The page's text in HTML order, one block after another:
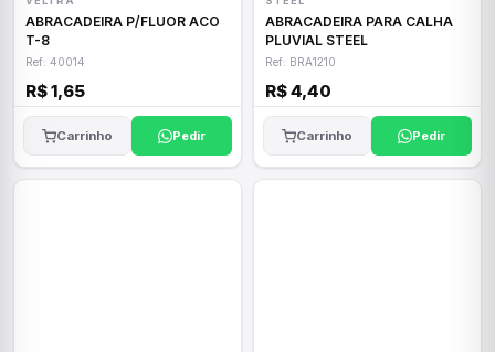
ABRACADEIRA P/FLUOR ACO
T-8
Ref: 40014
R$ 1,65
Carrinho Pedir
ABRACADEIRA PARA CALHA
PLUVIAL STEEL
Ref: BRA1210
R$ 4,40
Carrinho Pedir